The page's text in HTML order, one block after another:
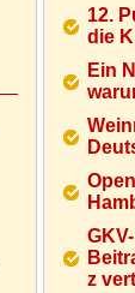
12.
die
Ein
GKV-
z